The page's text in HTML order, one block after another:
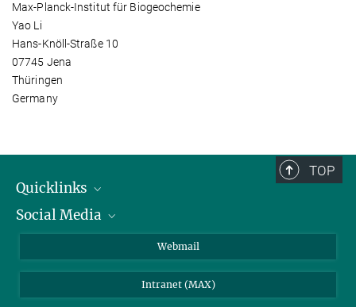
Max-Planck-Institut für Biogeochemie
Yao Li
Hans-Knöll-Straße 10
07745 Jena
Thüringen
Germany
TOP
Quicklinks
IMPRS Graduiertenschule
Wetterstation
Social Media
BlueSky
Webmail
Intranet (MAX)